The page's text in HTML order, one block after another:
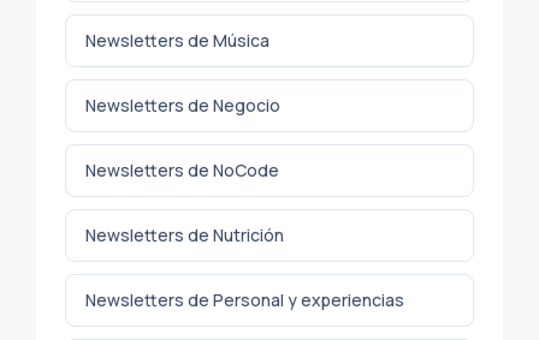
Newsletters de Música
Newsletters de Negocio
Newsletters de NoCode
Newsletters de Nutrición
Newsletters de Personal y experiencias